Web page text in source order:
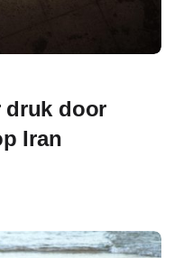
druk door
Iran